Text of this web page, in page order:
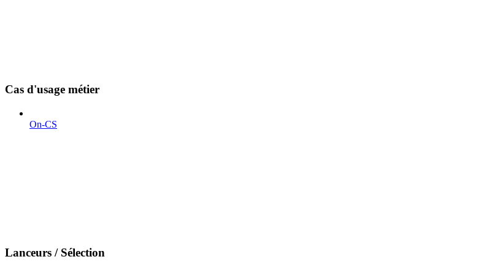
Cas d'usage métier
On-CS
Lanceurs / Sélection